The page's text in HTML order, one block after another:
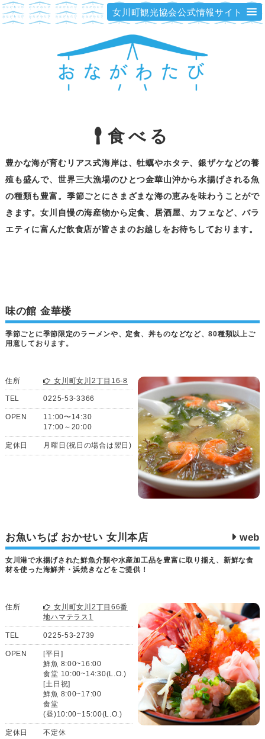
女川町観光協会公式情報サイト
食べる
豊かな海が育むリアス式海岸は、牡蠣やホタテ、銀ザケなどの養
殖も盛んで、世界三大漁場のひとつ金華山沖から水揚げされる魚
の種類も豊富。季節ごとにさまざまな海の恵みを味わうことがで
きます。女川自慢の海産物から定食、居酒屋、カフェなど、バラ
エティに富んだ飲食店が皆さまのお越しをお待ちしております。
味の館 金華楼
季節ごとに季節限定のラーメンや、定食、丼ものなどなど、80種類以上ご
用意しております。
住所 女川町女川2丁目16-8
TEL 0225-53-3366
OPEN
11:00〜14:30
17:00～20:00
定休日 月曜日(祝日の場合は翌日)
お魚いちば おかせい 女川本店 web
女川港で水揚げされた鮮魚介類や水産加工品を豊富に取り揃え、新鮮な食
材を使った海鮮丼・浜焼きなどをご提供！
住所
女川町女川2丁目66番
地ハマテラス1
TEL 0225-53-2739
OPEN
[平日]
鮮魚 8:00~16:00
食堂 10:00~14:30(L.O.)
[土日祝]
鮮魚 8:00~17:00
食堂
(昼)10:00~15:00(L.O.)
定休日 不定休